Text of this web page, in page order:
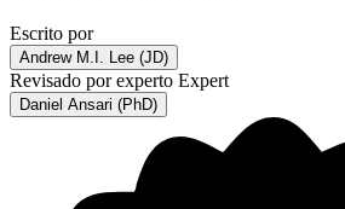
Escrito por
Andrew M.I. Lee (JD)
Revisado por experto Expert
Daniel Ansari (PhD)